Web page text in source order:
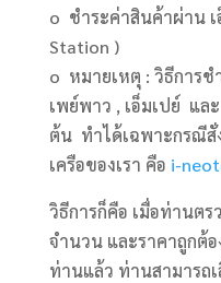
o ชำระค่าสินค้าผ่าน
Station )
o หมายเหตุ : วิธีการช
เพย์พาว , เอ็มเปย์ แล
ต้น ทำได้เฉพาะกรณีสั่
เครือของเรา คือ i-
วิธีการก็คือ เมื่อท่านตร
จำนวน และราคาถูกต้
ท่านแล้ว ท่านสามารถ